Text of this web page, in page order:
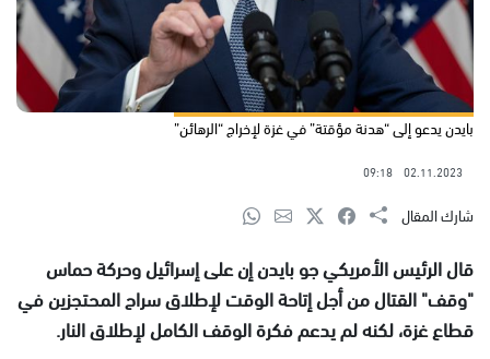
بايدن يدعو إلى “هدنة مؤقتة” في غزة لإخراج “الرهائن”
02.11.2023
09:18
شارك المقال
قال الرئيس الأمريكي جو بايدن إن على إسرائيل وحركة حماس
"وقف" القتال من أجل إتاحة الوقت لإطلاق سراح المحتجزين في
قطاع غزة، لكنه لم يدعم فكرة الوقف الكامل لإطلاق النار.